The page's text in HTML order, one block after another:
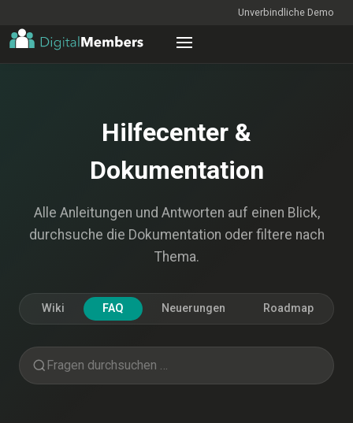
Unverbindliche Demo
Hilfecenter &
Dokumentation
Alle Anleitungen und Antworten auf einen Blick,
durchsuche die Dokumentation oder filtere nach
Thema.
Wiki FAQ Neuerungen Roadmap